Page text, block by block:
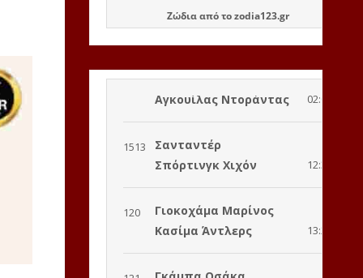
Ζώδιααπό τοzodia123.gr